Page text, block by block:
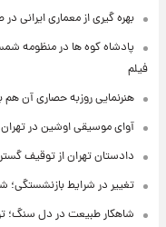
بهره گیری از معماری ایرانی در
پادشاه کوه ها در منظومه
فیلم
هنرنمایی روزبه حصاری آن هم
آوای موسیقی اوشین در
دادستان تهران از توقیف
تغییر در شرایط بازنشستگی؛
شاهکار طبیعت در دل سنگ؛